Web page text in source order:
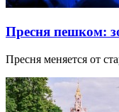
Пресня пешком:
Пресня меняется от